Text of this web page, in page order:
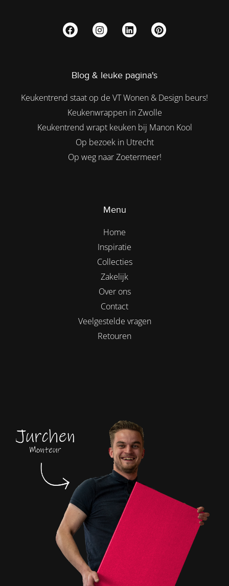
Blog & leuke pagina's
Keukentrend staat op de VT Wonen & Design beurs!
Keukenwrappen in Zwolle
Keukentrend wrapt keuken bij Manon Kool
Op bezoek in Utrecht
Op weg naar Zoetermeer!
Menu
Home
Inspiratie
Collecties
Zakelijk
Over ons
Contact
Veelgestelde vragen
Retouren